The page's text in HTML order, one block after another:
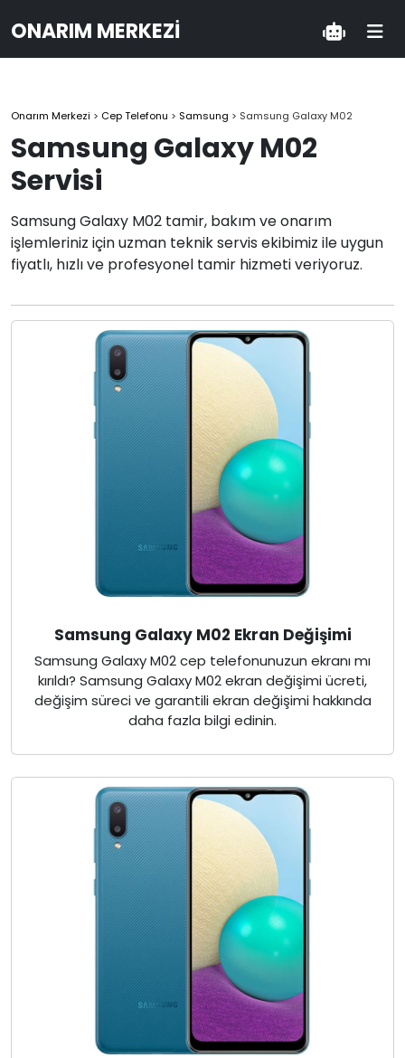
ONARIM MERKEZI
Onarım Merkezi > Cep Telefonu > Samsung > Samsung Galaxy M02
Samsung Galaxy M02
Servisi
Samsung Galaxy M02 tamir, bakım ve onarım
işlemleriniz için uzman teknik servis ekibimiz ile uygun
fiyatlı, hızlı ve profesyonel tamir hizmeti veriyoruz.
Samsung Galaxy M02 Ekran Değişimi
Samsung Galaxy M02 cep telefonunuzun ekranı mı
kırıldı? Samsung Galaxy M02 ekran değişimi ücreti,
değişim süreci ve garantili ekran değişimi hakkında
daha fazla bilgi edinin.